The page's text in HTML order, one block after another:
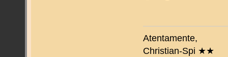
Atentamente,
Christian-Spi ★★